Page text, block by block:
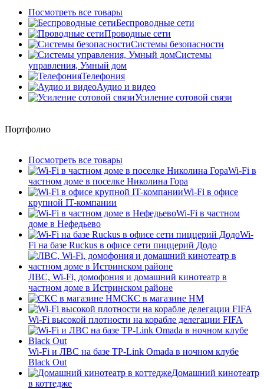
Посмотреть все товары
Беспроводные сети
Проводные сети
Системы безопасности
Системы
управления, Умный дом
Телефония
Аудио и видео
Усиление сотовой связи
Портфолио
Посмотреть все товары
Wi-Fi в
частном доме в поселке Николина Гора
Wi-Fi в офисе
крупной IT-компании
Wi-Fi в частном
доме в Нефедьево
Wi-
Fi на базе Ruckus в офисе сети пиццерий Додо
ЛВС, Wi-Fi, домофония и домашний кинотеатр в
частном доме в Истринском районе
СКС в магазине HM
Wi-Fi высокой плотности на корабле делегации FIFA
Wi-Fi и ЛВС на базе TP-Link Omada в ночном клубе
Black Out
Домашний кинотеатр
в коттедже